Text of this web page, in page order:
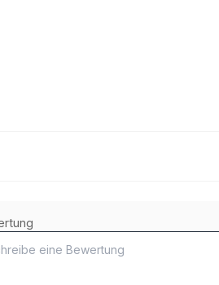
5.6 Stahl verzinkt
1 Kategorie